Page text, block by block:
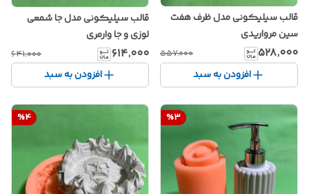
قالب سیلیکونی مدل ظرف هفت
سین مرواریدی
۵۲۸٬۰۰۰ ۵۵۷٬۰۰۰
افزودن به سبد
قالب سیلیکونی مدل جا شمعی
لوزی و جا وارمری
۶۱۴٬۰۰۰ ۶۴۱٬۰۰۰
افزودن به سبد
%3
%4